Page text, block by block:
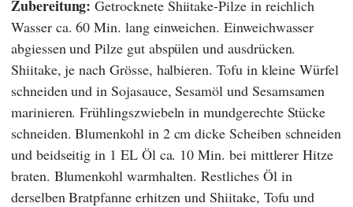
Zubereitung: Getrocknete Shiitake-Pilze in reichlich
Wasser ca. 60 Min. lang einweichen. Einweichwasser
abgiessen und Pilze gut abspülen und ausdrücken.
Shiitake, je nach Grösse, halbieren. Tofu in kleine Würfel
schneiden und in Sojasauce, Sesamöl und Sesamsamen
marinieren. Frühlingszwiebeln in mundgerechte Stücke
schneiden. Blumenkohl in 2 cm dicke Scheiben schneiden
und beidseitig in 1 EL Öl ca. 10 Min. bei mittlerer Hitze
braten. Blumenkohl warmhalten. Restliches Öl in
derselben Bratpfanne erhitzen und Shiitake, Tofu und